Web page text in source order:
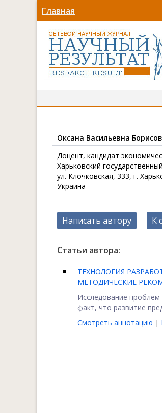
Главная
Оксана Васильевна
Доцент, кандидат
Харьковский
ул. Клочковская, 333, г.
Украина
Написать автору К
Статьи автора:
ТЕХНОЛОГИЯ
МЕТОДИЧЕСКИЕ
Исследование
факт, что развитие
Смотреть аннотацию |